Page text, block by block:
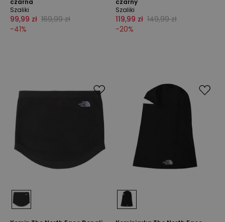
czarna
Szaliki
99,99 zł 169,99 zł
-41%
czarny
Szaliki
119,99 zł 149,99 zł
-20%